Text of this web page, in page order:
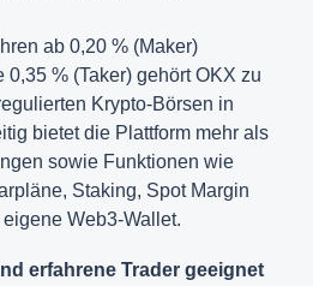
ab 0,20 % (Maker)
0,35 % (Taker) gehört OKX zu
Krypto-Börsen in
bietet die Plattform mehr als
sowie Funktionen wie
Staking, Spot Margin
Web3-Wallet.
erfahrene Trader geeignet